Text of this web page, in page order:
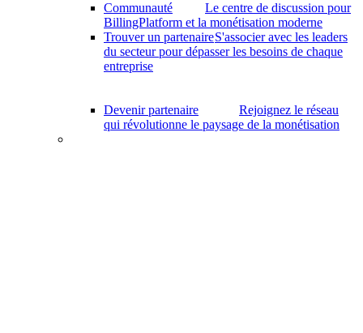
Communauté
Le centre de discussion pour
BillingPlatform et la monétisation moderne
Trouver un partenaireS'associer avec les leaders
du secteur pour dépasser les besoins de chaque
entreprise
Devenir partenaire
Rejoignez le réseau
qui révolutionne le paysage de la monétisation